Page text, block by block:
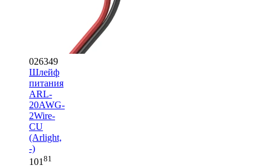
026349
Шлейф
питания
ARL-
20AWG-
2Wire-
CU
(Arlight,
-)
101 81